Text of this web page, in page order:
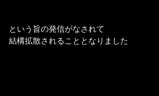
という旨の発信がなされて
結構拡散されることとなりました